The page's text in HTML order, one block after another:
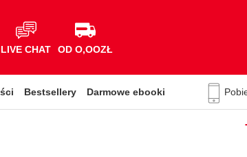
LIVE CHAT OD O,OOZŁ
Bestsellery Darmowe ebooki